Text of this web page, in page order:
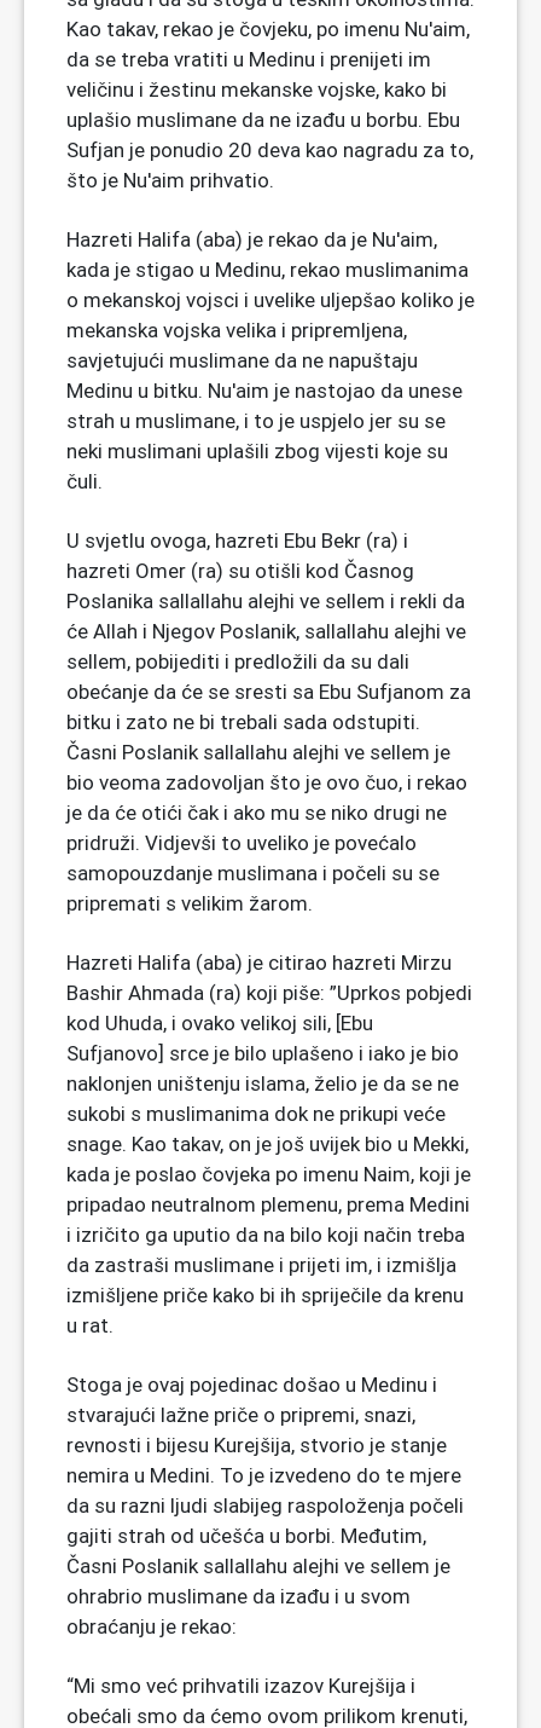
Kao takav, rekao je čovjeku, po imenu Nu'aim,
da se treba vratiti u Medinu i prenijeti im
veličinu i žestinu mekanske vojske, kako bi
uplašio muslimane da ne izađu u borbu. Ebu
Sufjan je ponudio 20 deva kao nagradu za to,
što je Nu'aim prihvatio.
Hazreti Halifa (aba) je rekao da je Nu'aim,
kada je stigao u Medinu, rekao muslimanima
o mekanskoj vojsci i uvelike uljepšao koliko je
mekanska vojska velika i pripremljena,
savjetujući muslimane da ne napuštaju
Medinu u bitku. Nu'aim je nastojao da unese
strah u muslimane, i to je uspjelo jer su se
neki muslimani uplašili zbog vijesti koje su
čuli.
U svjetlu ovoga, hazreti Ebu Bekr (ra) i
hazreti Omer (ra) su otišli kod Časnog
Poslanika sallallahu alejhi ve sellem i rekli da
će Allah i Njegov Poslanik, sallallahu alejhi ve
sellem, pobijediti i predložili da su dali
obećanje da će se sresti sa Ebu Sufjanom za
bitku i zato ne bi trebali sada odstupiti.
Časni Poslanik sallallahu alejhi ve sellem je
bio veoma zadovoljan što je ovo čuo, i rekao
je da će otići čak i ako mu se niko drugi ne
pridruži. Vidjevši to uveliko je povećalo
samopouzdanje muslimana i počeli su se
pripremati s velikim žarom.
Hazreti Halifa (aba) je citirao hazreti Mirzu
Bashir Ahmada (ra) koji piše: ”Uprkos pobjedi
kod Uhuda, i ovako velikoj sili, [Ebu
Sufjanovo] srce je bilo uplašeno i iako je bio
naklonjen uništenju islama, želio je da se ne
sukobi s muslimanima dok ne prikupi veće
snage. Kao takav, on je još uvijek bio u Mekki,
kada je poslao čovjeka po imenu Naim, koji je
pripadao neutralnom plemenu, prema Medini
i izričito ga uputio da na bilo koji način treba
da zastraši muslimane i prijeti im, i izmišlja
izmišljene priče kako bi ih spriječile da krenu
u rat.
Stoga je ovaj pojedinac došao u Medinu i
stvarajući lažne priče o pripremi, snazi,
revnosti i bijesu Kurejšija, stvorio je stanje
nemira u Medini. To je izvedeno do te mjere
da su razni ljudi slabijeg raspoloženja počeli
gajiti strah od učešća u borbi. Međutim,
Časni Poslanik sallallahu alejhi ve sellem je
ohrabrio muslimane da izađu i u svom
obraćanju je rekao:
“Mi smo već prihvatili izazov Kurejšija i
obećali smo da ćemo ovom prilikom krenuti,